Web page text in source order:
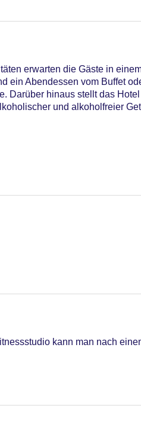
Visa
erwarten die Gäste in
ein Abendessen vom Buffet
Darüber hinaus stellt das
und alkoholfreier
kann man nach